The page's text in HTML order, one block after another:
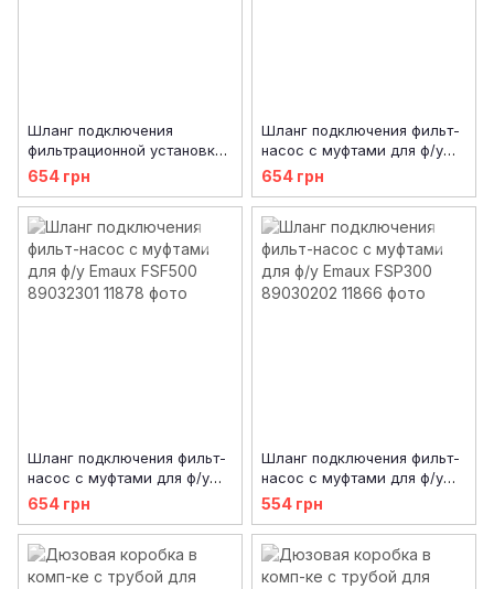
Шланг подключения
фильтрационной установки
Emaux с муфтами FSF450
89032201
654 грн
Шланг подключения фильт-
насос с муфтами для ф/у
Emaux FSF650 89032401
654 грн
Шланг подключения фильт-
насос с муфтами для ф/у
Emaux FSF500 89032301
654 грн
Шланг подключения фильт-
насос с муфтами для ф/у
Emaux FSP300 89030202
554 грн